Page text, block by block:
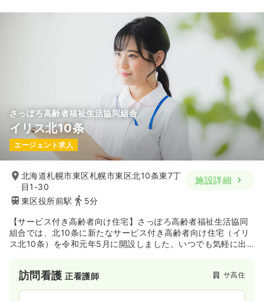
さっぽろ高齢者福祉生活協同組合
イリス北10条
エージェント求人
北海道札幌市東区札幌市東区北10条東7丁
目1-30
東区役所前駅
5分
施設詳細
【サービス付き高齢者向け住宅】さっぽろ高齢者福祉生活協同
組合では、北10条に新たなサービス付き高齢者向け住宅（イリ
ス北10条）を令和元年5月に開設しました。いつでも気軽に出
設けました。
訪問看護正看護師 サ高住